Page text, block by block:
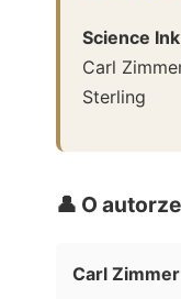
Science Ink
Carl
Sterling
👤 O autorze
Carl Zimmer